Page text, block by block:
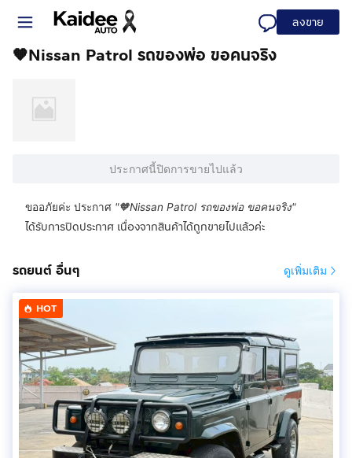
ลงขาย
🧡Nissan Patrol รถของพ่อ ขอคนจริง
ประกาศนี้ปิดการขายไปแล้ว
ขออภัยค่ะ ประกาศ "🧡Nissan Patrol รถของพ่อ ขอคนจริง"
ได้รับการปิดประกาศ เนื่องจากสินค้าได้ถูกขายไปแล้วค่ะ
รถยนต์ อื่นๆ ดูเพิ่มเติม
HOT